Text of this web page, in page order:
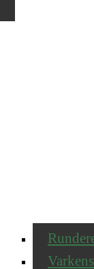
Varkens